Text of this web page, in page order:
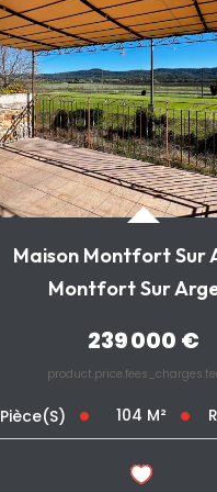
Maison Montfort Sur
Montfort Sur
239 000 €
Pièce(s) 104 M²